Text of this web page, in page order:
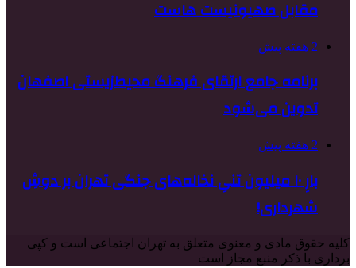
مقابل صهیونیست هاست
2 هفته پیش
برنامه جامع ارتقای فرهنگ محیط‌زیستی اصفهان
تدوین می‌شود
2 هفته پیش
بارِ ۱۰ میلیون تنیِ نخاله‌های جنگی تهران بر دوشِ
شهرداری!
کلیه حقوق مادی و معنوی متعلق به تهران اجتماعی است و کپی
برداری با ذکر منبع مجاز است